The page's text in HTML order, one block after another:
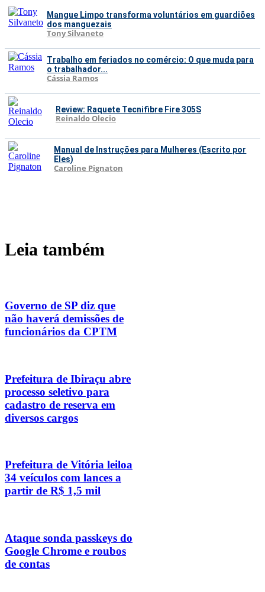
Mangue Limpo transforma voluntários em guardiões
dos manguezais
Tony Silvaneto
Trabalho em feriados no comércio: O que muda para
o trabalhador...
Cássia Ramos
Review: Raquete Tecnifibre Fire 305S
Reinaldo Olecio
Manual de Instruções para Mulheres (Escrito por
Eles)
Caroline Pignaton
Leia também
Governo de SP diz que
não haverá demissões de
funcionários da CPTM
Prefeitura de Ibiraçu abre
processo seletivo para
cadastro de reserva em
diversos cargos
Prefeitura de Vitória leiloa
34 veículos com lances a
partir de R$ 1,5 mil
Ataque sonda passkeys do
Google Chrome e roubos
de contas